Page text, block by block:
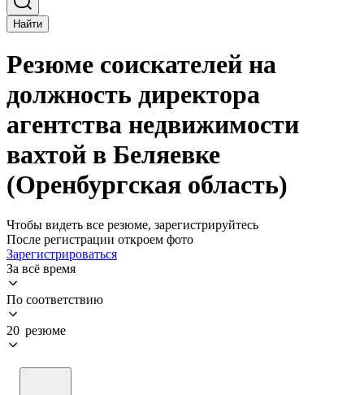
Найти
Резюме соискателей на
должность директора
агентства недвижимости
вахтой в Беляевке
(Оренбургская область)
Чтобы видеть все резюме, зарегистрируйтесь
После регистрации откроем фото
Зарегистрироваться
За всё время
По соответствию
20 резюме